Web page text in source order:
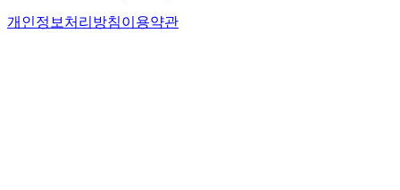
개인정보처리방침이용약관